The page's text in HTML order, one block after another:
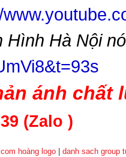
Hình Hà Nội
ánh chất
(Zalo )
hoàng logo danh sach group